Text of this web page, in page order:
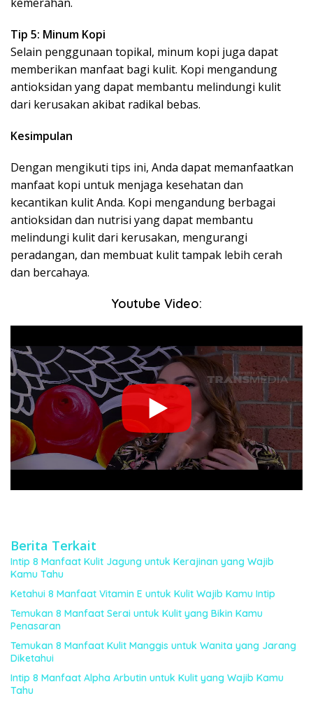
Tip 5: Minum Kopi
Selain penggunaan topikal, minum kopi juga dapat
memberikan manfaat bagi kulit. Kopi mengandung
antioksidan yang dapat membantu melindungi kulit
dari kerusakan akibat radikal bebas.
Kesimpulan
Dengan mengikuti tips ini, Anda dapat memanfaatkan
manfaat kopi untuk menjaga kesehatan dan
kecantikan kulit Anda. Kopi mengandung berbagai
antioksidan dan nutrisi yang dapat membantu
melindungi kulit dari kerusakan, mengurangi
peradangan, dan membuat kulit tampak lebih cerah
dan bercahaya.
Youtube Video:
Berita Terkait
Intip 8 Manfaat Kulit Jagung untuk Kerajinan yang Wajib
Kamu Tahu
Ketahui 8 Manfaat Vitamin E untuk Kulit Wajib Kamu Intip
Temukan 8 Manfaat Serai untuk Kulit yang Bikin Kamu
Penasaran
Temukan 8 Manfaat Kulit Manggis untuk Wanita yang Jarang
Diketahui
Intip 8 Manfaat Alpha Arbutin untuk Kulit yang Wajib Kamu
Tahu